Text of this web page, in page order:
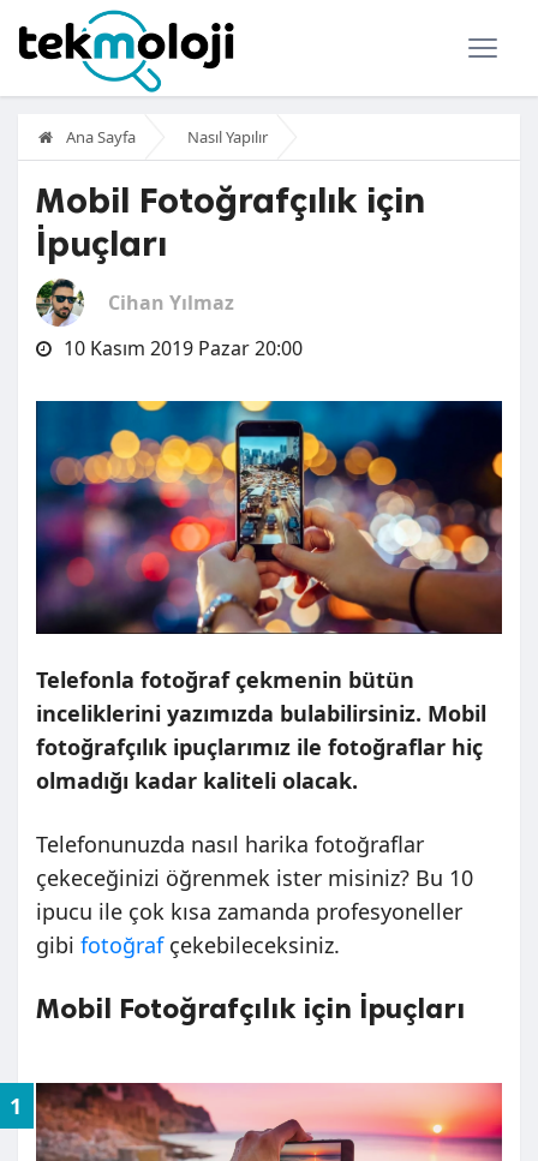
Ana Sayfa Nasıl Yapılır
Mobil Fotoğrafçılık için
İpuçları
Cihan Yılmaz
10 Kasım 2019 Pazar 20:00
Telefonla fotoğraf çekmenin bütün
inceliklerini yazımızda bulabilirsiniz. Mobil
fotoğrafçılık ipuçlarımız ile fotoğraflar hiç
olmadığı kadar kaliteli olacak.
Telefonunuzda nasıl harika fotoğraflar
çekeceğinizi öğrenmek ister misiniz? Bu 10
ipucu ile çok kısa zamanda profesyoneller
gibi fotoğrafçekebileceksiniz.
Mobil Fotoğrafçılık için İpuçları
1